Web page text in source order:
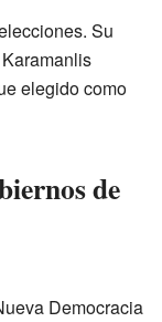
Su
elegido como
de
Democracia